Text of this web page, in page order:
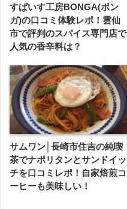
すぱいす工房BONGA(ボン
ガ)の口コミ体験レポ！雲仙
市で評判のスパイス専門店で
人気の香辛料は？
サムワン│長崎市住吉の純喫
茶でナポリタンとサンドイッ
チを口コミレポ！自家焙煎コ
ーヒーも美味しい！